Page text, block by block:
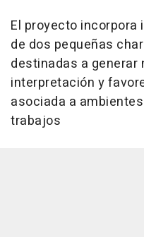
El proyecto
de dos pequeñas
destinadas a generar
interpretación y
asociada a
trabajos